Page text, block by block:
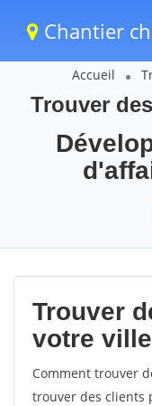
Chantier
Accueil
Trouver
Trouver
votre
Comment trouver
trouver des clients